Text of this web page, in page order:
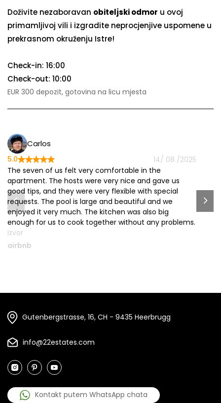
Doživite nezaboravan obiteljski odmor u ovoj
primamljivoj vili i izgradite neprocjenjive uspomene u
prekrasnom okruženju Istre!
Check-in: 16:00
Check-out: 10:00
EUR 300 depozit, gotovina na licu mjesta
Carlos
5.0
14/ 08 /2025
The seven of us felt very comfortable in the
apartment. The hosts were very nice and gave us
good tips, and they were very flexible with special
requests. The pool is large and beautiful and we
enjoyed it very much. The kitchen was also big
enough for us to cook together without any problems.
Izvor
airbnb
Gutenbergstrasse, 16, CH - 9435 Heerbrugg
info@22estates.com
Kontakt putem WhatsApp chata